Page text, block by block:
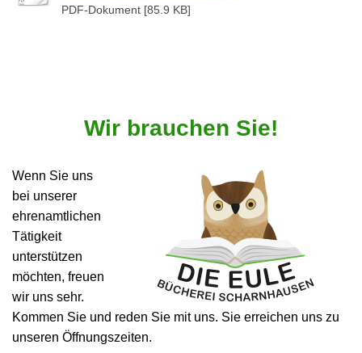
PDF-Dokument [85.9 KB]
Wir brauchen Sie!
Wenn Sie uns
bei unserer
ehrenamtlichen
Tätigkeit
unterstützen
möchten, freuen
wir uns sehr.
Kommen Sie und reden Sie mit uns. Sie erreichen uns zu
unseren Öffnungszeiten.